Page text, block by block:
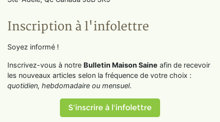
Inscription à l'infolettre
Soyez informé !
Inscrivez-vous à notre Bulletin Maison Saine afin de recevoir
les nouveaux articles selon la fréquence de votre choix :
quotidien, hebdomadaire ou mensuel.
S'inscrire à l'infolettre